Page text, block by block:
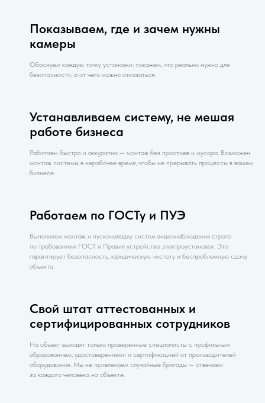
Показываем, где и зачем нужны
камеры
Обоснуем каждую точку установки: покажем, что реально нужно для
безопасности, а от чего можно отказаться.
Устанавливаем систему, не мешая
работе бизнеса
Работаем быстро и аккуратно — монтаж без простоев и мусора. Возможен
монтаж системы в нерабочее время, чтобы не прерывать процессы в вашем
бизнесе.
Работаем по ГОСТу и ПУЭ
Выполняем монтаж и пусконаладку систем видеонаблюдения строго
по требованиям ГОСТ и Правил устройства электроустановок. Это
гарантирует безопасность, юридическую чистоту и беспроблемную сдачу
объекта.
Свой штат аттестованных и
сертифицированных сотрудников
На объект выходят только проверенные специалисты с профильным
образованием, удостоверениями и сертификацией от производителей
оборудования. Мы не привлекаем случайные бригады — отвечаем
за каждого человека на объекте.